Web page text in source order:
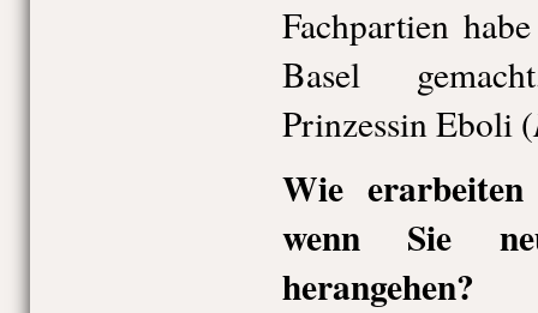
Fachpartien
Basel
Prinzessin Eboli (
Wie
wenn Sie
herangehen?